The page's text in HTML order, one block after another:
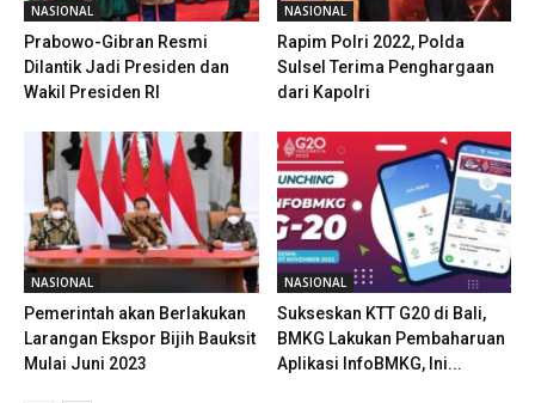
NASIONAL
Prabowo-Gibran Resmi
Dilantik Jadi Presiden dan
Wakil Presiden RI
NASIONAL
Rapim Polri 2022, Polda
Sulsel Terima Penghargaan
dari Kapolri
NASIONAL
Pemerintah akan Berlakukan
Larangan Ekspor Bijih Bauksit
Mulai Juni 2023
NASIONAL
Sukseskan KTT G20 di Bali,
BMKG Lakukan Pembaharuan
Aplikasi InfoBMKG, Ini...